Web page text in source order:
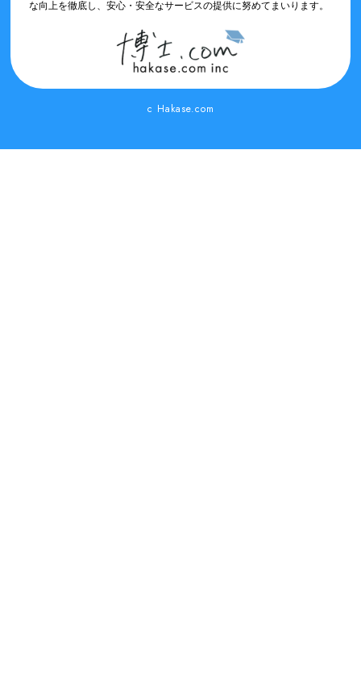
な向上を徹底し、安心・安全なサービスの提供に努めてまいります。
c Hakase.com